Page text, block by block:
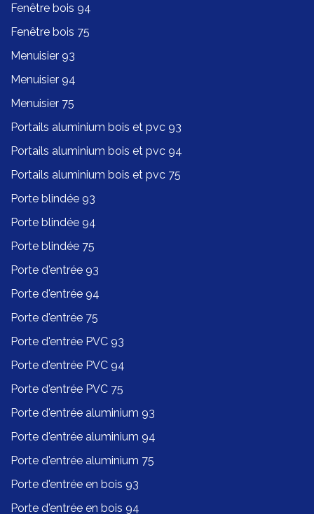
Fenêtre bois 94
Fenêtre bois 75
Menuisier 93
Menuisier 94
Menuisier 75
Portails aluminium bois et pvc 93
Portails aluminium bois et pvc 94
Portails aluminium bois et pvc 75
Porte blindée 93
Porte blindée 94
Porte blindée 75
Porte d'entrée 93
Porte d'entrée 94
Porte d'entrée 75
Porte d'entrée PVC 93
Porte d'entrée PVC 94
Porte d'entrée PVC 75
Porte d'entrée aluminium 93
Porte d'entrée aluminium 94
Porte d'entrée aluminium 75
Porte d'entrée en bois 93
Porte d'entrée en bois 94